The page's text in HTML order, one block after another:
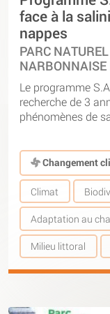
face à la
nappes
PARC
NARBONNAISE
Le programme
recherche de 3
phénomènes de
Changement
Climat
Adaptation au
Milieu littoral